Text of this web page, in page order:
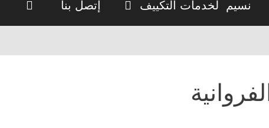
نسيم لخدمات التكييف إتصل بنا